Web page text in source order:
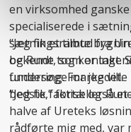
en virksomhed
specialiserede i
sætningsramte
og Rune tog kontakt.
undersøge markedet.
“Jeg fik et tilbud fra
bekendt, som er
fundering. For jeg
bedste,” fortæller
“Jeg fik faktisk også
halve af Ureteks
rådførte mig med, var